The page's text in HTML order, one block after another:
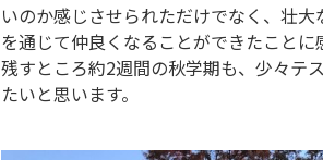
いのか感じさせられただけでなく、壮
を通じて仲良くなることができたことに
残すところ約2週間の秋学期も、少々テ
たいと思います。